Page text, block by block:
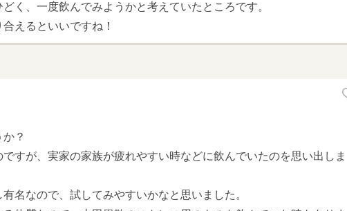
どく、一度飲んでみようかと考えていたところです。
えるといいですね！
？
すが、実家の家族が疲れやすい時などに飲んでいたのを思い出しま
名なので、試してみやすいかなと思いました。